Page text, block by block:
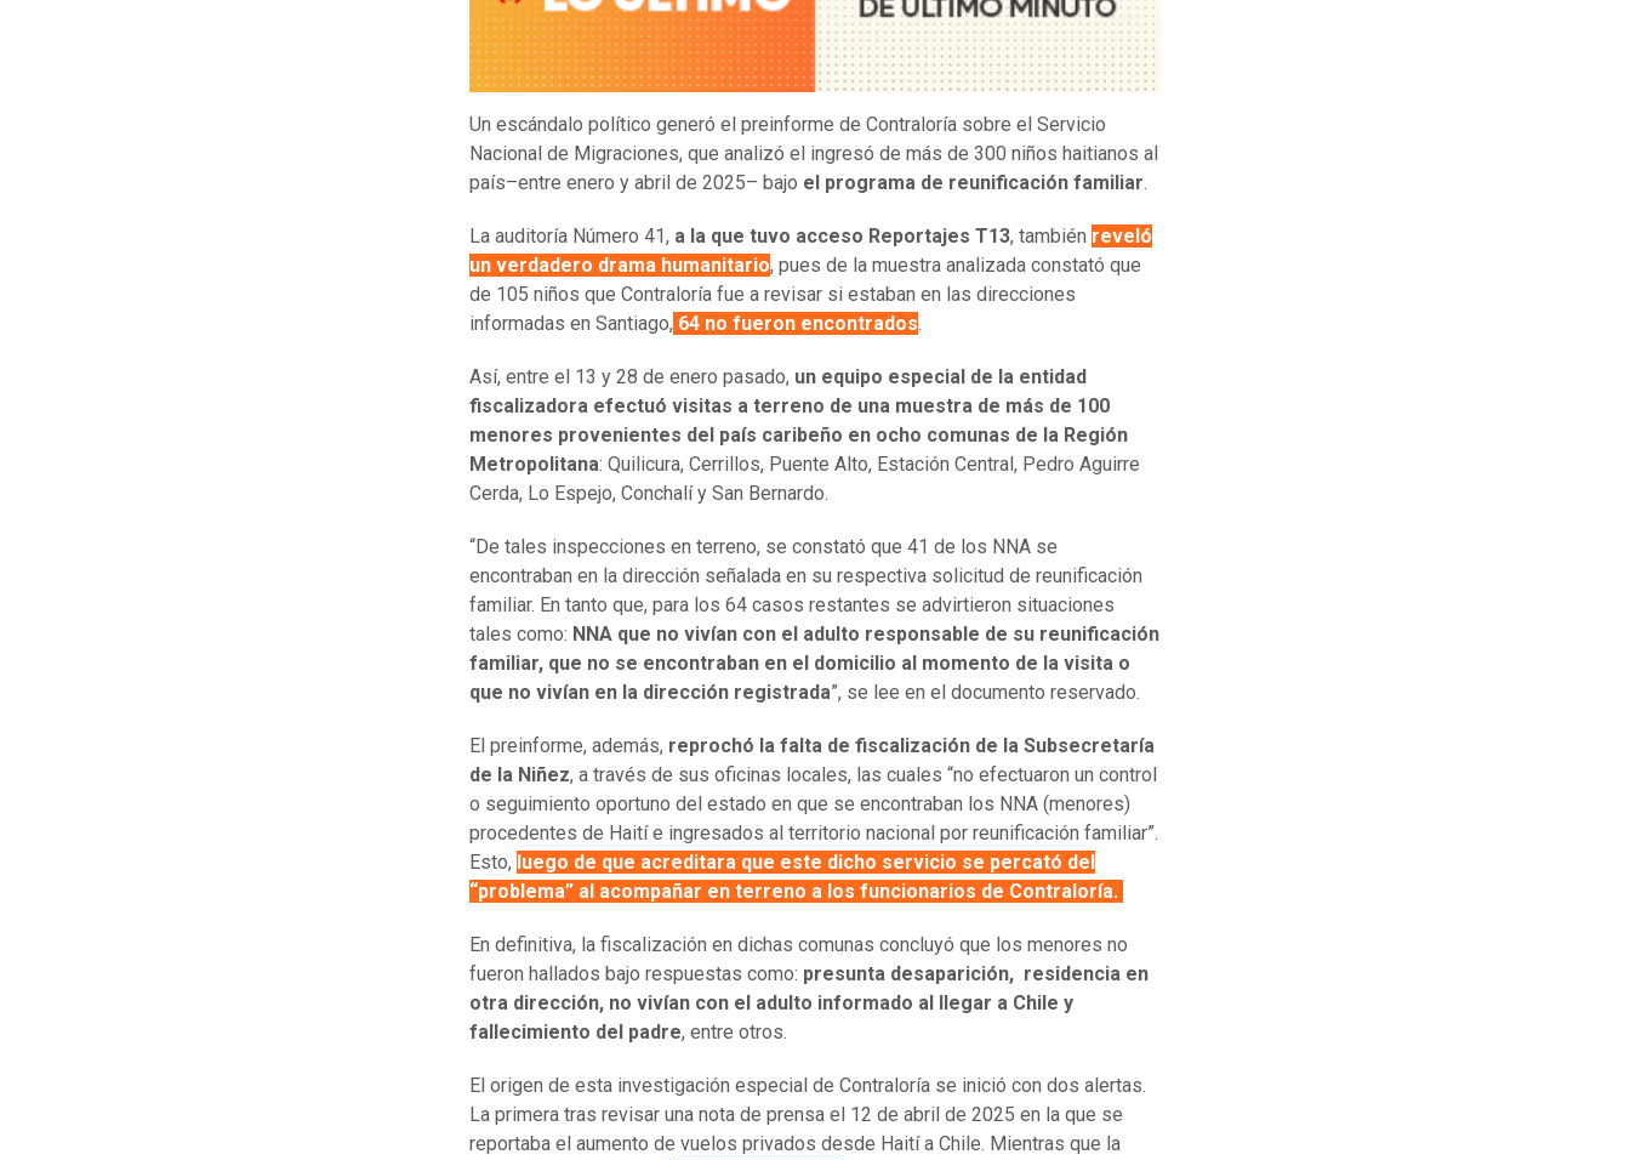
Un escándalo político generó el preinforme de Contraloría sobre el Servicio
Nacional de Migraciones, que analizó el ingresó de más de 300 niños haitianos al
país–entre enero y abril de 2025– bajo el programa de reunificación familiar.
La auditoría Número 41, a la que tuvo acceso Reportajes T13, también reveló
un verdadero drama humanitario, pues de la muestra analizada constató que
de 105 niños que Contraloría fue a revisar si estaban en las direcciones
informadas en Santiago, 64 no fueron encontrados.
Así, entre el 13 y 28 de enero pasado, un equipo especial de la entidad
fiscalizadora efectuó visitas a terreno de una muestra de más de 100
menores provenientes del país caribeño en ocho comunas de la Región
Metropolitana: Quilicura, Cerrillos, Puente Alto, Estación Central, Pedro Aguirre
Cerda, Lo Espejo, Conchalí y San Bernardo.
“De tales inspecciones en terreno, se constató que 41 de los NNA se
encontraban en la dirección señalada en su respectiva solicitud de reunificación
familiar. En tanto que, para los 64 casos restantes se advirtieron situaciones
tales como: NNA que no vivían con el adulto responsable de su reunificación
familiar, que no se encontraban en el domicilio al momento de la visita o
que no vivían en la dirección registrada”, se lee en el documento reservado.
El preinforme, además, reprochó la falta de fiscalización de la Subsecretaría
de la Niñez, a través de sus oficinas locales, las cuales “no efectuaron un control
o seguimiento oportuno del estado en que se encontraban los NNA (menores)
procedentes de Haití e ingresados al territorio nacional por reunificación familiar”.
Esto, luego de que acreditara que este dicho servicio se percató del
“problema” al acompañar en terreno a los funcionarios de Contraloría.
En definitiva, la fiscalización en dichas comunas concluyó que los menores no
fueron hallados bajo respuestas como: presunta desaparición, residencia en
otra dirección, no vivían con el adulto informado al llegar a Chile y
fallecimiento del padre, entre otros.
El origen de esta investigación especial de Contraloría se inició con dos alertas.
La primera tras revisar una nota de prensa el 12 de abril de 2025 en la que se
reportaba el aumento de vuelos privados desde Haití a Chile. Mientras que la